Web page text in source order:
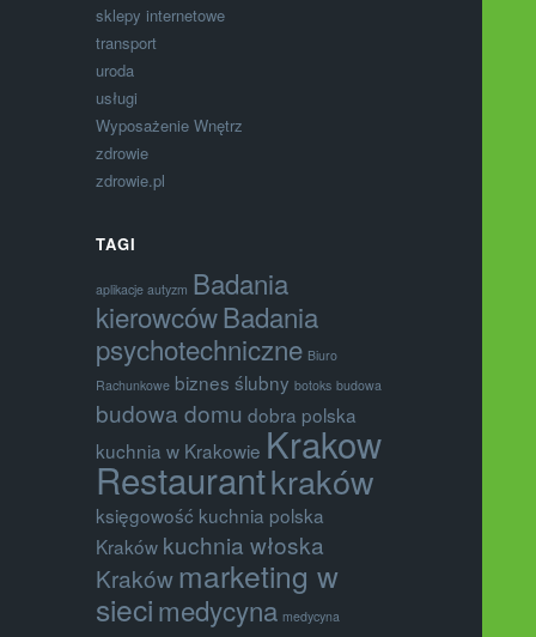
sklepy internetowe
transport
uroda
usługi
Wyposażenie Wnętrz
zdrowie
zdrowie.pl
TAGI
aplikacje autyzm Badania
kierowcówBadania
psychotechniczne Biuro
Rachunkowe biznes ślubny botoks budowa
budowa domu dobra polska
kuchnia w Krakowie Krakow
Restaurantkraków
księgowość kuchnia polska
Kraków kuchnia włoska
Krakówmarketing w
siecimedycyna medycyna